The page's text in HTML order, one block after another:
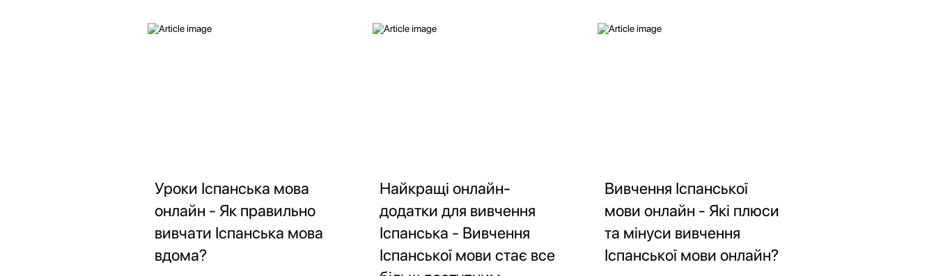
Уроки Іспанська мова
онлайн - Як правильно
вивчати Іспанська мова
вдома?
Найкращі онлайн-
додатки для вивчення
Іспанська - Вивчення
Іспанської мови стає все
Вивчення Іспанської
мови онлайн - Які плюси
та мінуси вивчення
Іспанської мови онлайн?